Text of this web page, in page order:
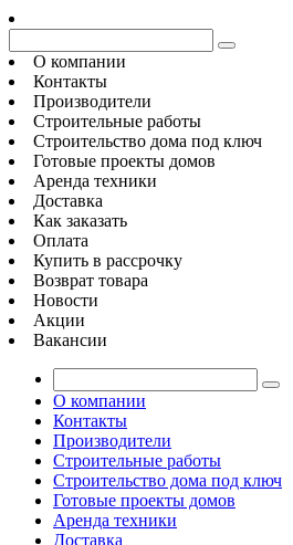
О компании
Контакты
Производители
Строительные работы
Строительство дома под ключ
Готовые проекты домов
Аренда техники
Доставка
Как заказать
Оплата
Купить в рассрочку
Возврат товара
Новости
Акции
Вакансии
О компании
Контакты
Производители
Строительные работы
Строительство дома под ключ
Готовые проекты домов
Аренда техники
Доставка